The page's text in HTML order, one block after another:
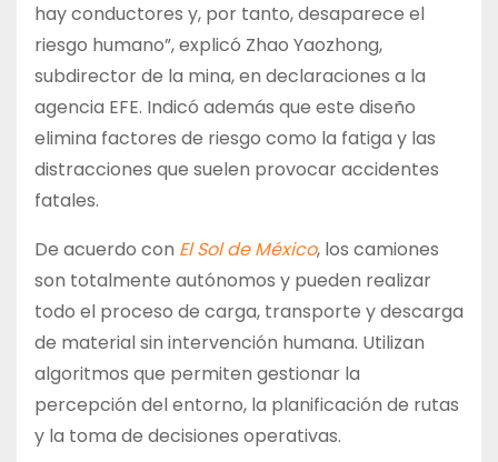
hay conductores y, por tanto, desaparece el
riesgo humano”, explicó Zhao Yaozhong,
subdirector de la mina, en declaraciones a la
agencia EFE. Indicó además que este diseño
elimina factores de riesgo como la fatiga y las
distracciones que suelen provocar accidentes
fatales.
De acuerdo con El Sol de México, los camiones
son totalmente autónomos y pueden realizar
todo el proceso de carga, transporte y descarga
de material sin intervención humana. Utilizan
algoritmos que permiten gestionar la
percepción del entorno, la planificación de rutas
y la toma de decisiones operativas.